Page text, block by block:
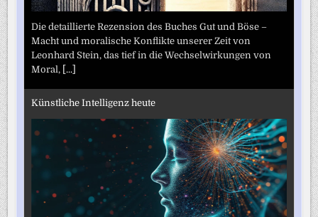
Die detaillierte Rezension des Buches Gut und Böse –
Macht und moralische Konflikte unserer Zeit von
Leonhard Stein, das tief in die Wechselwirkungen von
Moral, [...]
Künstliche Intelligenz heute